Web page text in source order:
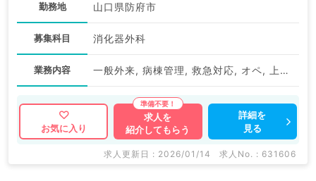
勤務地 山口県防府市
募集科目 消化器外科
業務内容 一般外来, 病棟管理, 救急対応, オペ, 上部内視鏡検査（ＧＦ）, 下部内視鏡検査（ＣＦ）
お気に入り
求人を
紹介してもらう
詳細を
見る
求人更新日 : 2026/01/14 求人No. : 631606